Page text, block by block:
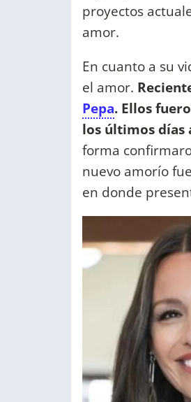
proyectos
amor.
En cuanto a su
el amor.
Pepa. Ellos
los últimos días
forma
nuevo amorío
en donde